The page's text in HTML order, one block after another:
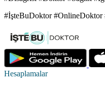
#İşteBuDoktor #OnlineDoktor
Hesaplamalar